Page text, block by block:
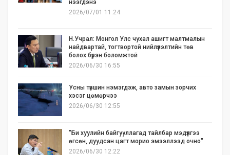
нээгдэнэ
2026/07/01 11:24
Н.Учрал: Монгол Улс чухал ашигт малтмалын
найдвартай, тогтвортой нийлүүлэлтийн төв
болох бүрэн боломжтой
2026/06/30 16:55
Усны түвшин нэмэгдэж, авто замын зорчих
хэсэг цөмөрчээ
2026/06/30 12:55
"Би хуулийн байгууллагад тайлбар мэдүүлгээ
өгсөн, дуудсан цагт морио эмээллээд очно"
2026/06/30 12:22